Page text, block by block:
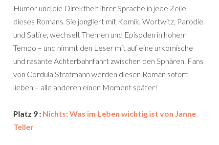
Humor und die Direktheit ihrer Sprache in jede Zeile
dieses Romans. Sie jongliert mit Komik, Wortwitz, Parodie
und Satire, wechselt Themen und Episoden in hohem
Tempo – und nimmt den Leser mit auf eine urkomische
und rasante Achterbahnfahrt zwischen den Sphären. Fans
von Cordula Stratmann werden diesen Roman sofort
lieben – alle anderen einen Moment später!
Platz 9 : Nichts: Was im Leben wichtig ist von Janne
Teller